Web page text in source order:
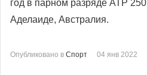
год в парном разряде АТР
Аделаиде, Австралия.
Опубликовано в Спорт 04 янв 2022